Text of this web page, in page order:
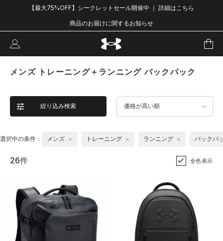
【最大75%OFF】シークレットセール開催中 ｜ 詳細はこちら
商品のお届けに関するお知らせ
メンズ トレーニング＋ランニング バックパック
絞り込み検索 価格が高い順
選択中の条件： メンズ トレーニング ランニング バックパ
26件 全色表示